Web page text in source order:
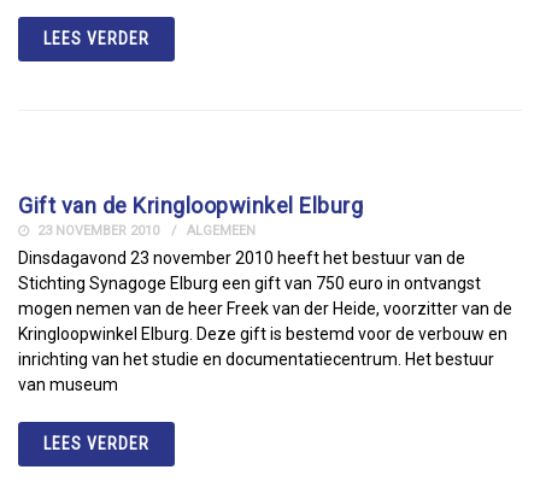
LEES VERDER
Gift van de Kringloopwinkel Elburg
23 NOVEMBER 2010 ALGEMEEN
Dinsdagavond 23 november 2010 heeft het bestuur van de
Stichting Synagoge Elburg een gift van 750 euro in ontvangst
mogen nemen van de heer Freek van der Heide, voorzitter van de
Kringloopwinkel Elburg. Deze gift is bestemd voor de verbouw en
inrichting van het studie en documentatiecentrum. Het bestuur
van museum
LEES VERDER